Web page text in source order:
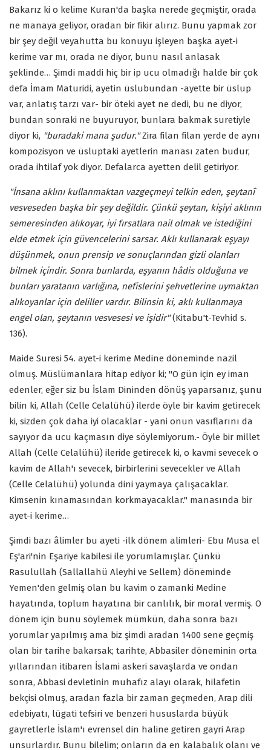
Bakarız ki o kelime Kuran'da başka nerede geçmiştir, orada
ne manaya geliyor, oradan bir fikir alırız. Bunu yapmak zor
bir şey değil veyahutta bu konuyu işleyen başka ayet-i
kerime var mı, orada ne diyor, bunu nasıl anlasak
şeklinde… Şimdi maddi hiç bir ip ucu olmadığı halde bir çok
defa İmam Maturidi, ayetin üslubundan -ayette bir üslup
var, anlatış tarzı var- bir öteki ayet ne dedi, bu ne diyor,
bundan sonraki ne buyuruyor, bunlara bakmak suretiyle
diyor ki, "buradaki mana şudur."Zira filan filan yerde de aynı
kompozisyon ve üsluptaki ayetlerin manası zaten budur,
orada ihtilaf yok diyor. Defalarca ayetten delil getiriyor.
"İnsana aklını kullanmaktan vazgeçmeyi telkin eden, şeytanî
vesveseden başka bir şey değildir. Çünkü şeytan, kişiyi aklının
semeresinden alıkoyar, iyi fırsatlara nail olmak ve istediğini
elde etmek için güvencelerini sarsar. Aklı kullanarak eşyayı
düşünmek, onun prensip ve sonuçlarından gizli olanları
bilmek içindir. Sonra bunlarda, eşyanın hâdis olduğuna ve
bunları yaratanın varlığına, nefislerini şehvetlerine uymaktan
alıkoyanlar için deliller vardır. Bilinsin ki, aklı kullanmaya
engel olan, şeytanın vesvesesi ve işidir"(Kitabu't-Tevhid s.
136).
Maide Suresi 54. ayet-i kerime Medine döneminde nazil
olmuş. Müslümanlara hitap ediyor ki; "O gün için ey iman
edenler, eğer siz bu İslam Dininden dönüş yaparsanız, şunu
bilin ki, Allah (Celle Celalühü) ilerde öyle bir kavim getirecek
ki, sizden çok daha iyi olacaklar - yani onun vasıflarını da
sayıyor da ucu kaçmasın diye söylemiyorum.- Öyle bir millet
Allah (Celle Celalühü) ileride getirecek ki, o kavmi sevecek o
kavim de Allah'ı sevecek, birbirlerini sevecekler ve Allah
(Celle Celalühü) yolunda dini yaymaya çalışacaklar.
Kimsenin kınamasından korkmayacaklar." manasında bir
ayet-i kerime…
Şimdi bazı âlimler bu ayeti -ilk dönem alimleri- Ebu Musa el
Eş'ari'nin Eşariye kabilesi ile yorumlamışlar. Çünkü
Rasulullah (Sallallahü Aleyhi ve Sellem) döneminde
Yemen'den gelmiş olan bu kavim o zamanki Medine
hayatında, toplum hayatına bir canlılık, bir moral vermiş. O
dönem için bunu söylemek mümkün, daha sonra bazı
yorumlar yapılmış ama biz şimdi aradan 1400 sene geçmiş
olan bir tarihe bakarsak; tarihte, Abbasiler döneminin orta
yıllarından itibaren İslami askeri savaşlarda ve ondan
sonra, Abbasi devletinin muhafız alayı olarak, hilafetin
bekçisi olmuş, aradan fazla bir zaman geçmeden, Arap dili
edebiyatı, lügati tefsiri ve benzeri hususlarda büyük
gayretlerle İslam'ı evrensel din haline getiren gayri Arap
unsurlardır. Bunu bilelim; onların da en kalabalık olanı ve